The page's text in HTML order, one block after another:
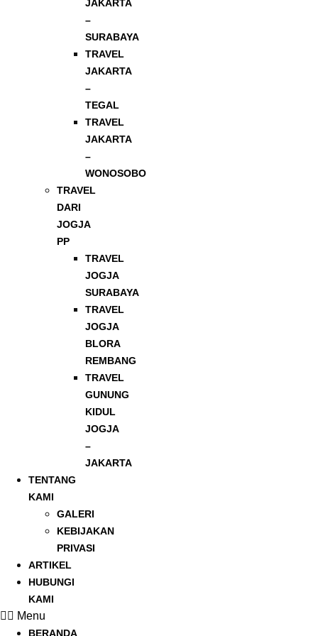
JAKARTA
–
SURABAYA
TRAVEL
JAKARTA
–
TEGAL
TRAVEL
JAKARTA
–
WONOSOBO
TRAVEL
DARI
JOGJA
PP
TRAVEL
JOGJA
SURABAYA
TRAVEL
JOGJA
BLORA
REMBANG
TRAVEL
GUNUNG
KIDUL
JOGJA
–
JAKARTA
TENTANG
KAMI
GALERI
KEBIJAKAN
PRIVASI
ARTIKEL
HUBUNGI
KAMI
Menu
BERANDA